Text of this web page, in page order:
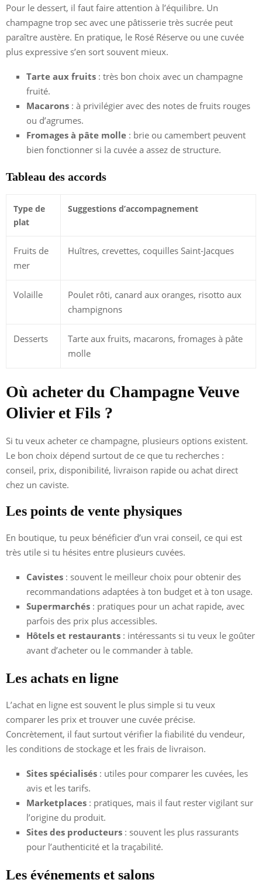
Pour le dessert, il faut faire attention à l’équilibre. Un
champagne trop sec avec une pâtisserie très sucrée peut
paraître austère. En pratique, le Rosé Réserve ou une cuvée
plus expressive s’en sort souvent mieux.
Tarte aux fruits : très bon choix avec un champagne
fruité.
Macarons : à privilégier avec des notes de fruits rouges
ou d’agrumes.
Fromages à pâte molle : brie ou camembert peuvent
bien fonctionner si la cuvée a assez de structure.
Tableau des accords
Type de
plat
Suggestions d’accompagnement
Fruits de
mer
Huîtres, crevettes, coquilles Saint-Jacques
Volaille
Poulet rôti, canard aux oranges, risotto aux
champignons
Desserts
Tarte aux fruits, macarons, fromages à pâte
molle
Où acheter du Champagne Veuve
Olivier et Fils ?
Si tu veux acheter ce champagne, plusieurs options existent.
Le bon choix dépend surtout de ce que tu recherches :
conseil, prix, disponibilité, livraison rapide ou achat direct
chez un caviste.
Les points de vente physiques
En boutique, tu peux bénéficier d’un vrai conseil, ce qui est
très utile si tu hésites entre plusieurs cuvées.
Cavistes : souvent le meilleur choix pour obtenir des
recommandations adaptées à ton budget et à ton usage.
Supermarchés : pratiques pour un achat rapide, avec
parfois des prix plus accessibles.
Hôtels et restaurants : intéressants si tu veux le goûter
avant d’acheter ou le commander à table.
Les achats en ligne
L’achat en ligne est souvent le plus simple si tu veux
comparer les prix et trouver une cuvée précise.
Concrètement, il faut surtout vérifier la fiabilité du vendeur,
les conditions de stockage et les frais de livraison.
Sites spécialisés : utiles pour comparer les cuvées, les
avis et les tarifs.
Marketplaces : pratiques, mais il faut rester vigilant sur
l’origine du produit.
Sites des producteurs : souvent les plus rassurants
pour l’authenticité et la traçabilité.
Les événements et salons